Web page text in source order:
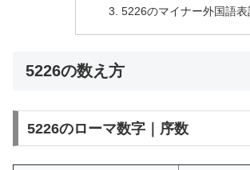
5226のマイナー外国語表
5226の数え方
5226のローマ数字｜序数